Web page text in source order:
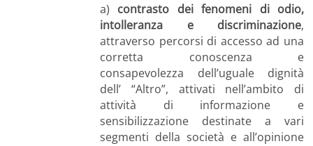
a) contrasto dei fenomeni di odio,
intolleranza e discriminazione,
attraverso percorsi di accesso ad una
corretta conoscenza e
consapevolezza dell’uguale dignità
dell’ “Altro”, attivati nell’ambito di
attività di informazione e
sensibilizzazione destinate a vari
segmenti della società e all’opinione